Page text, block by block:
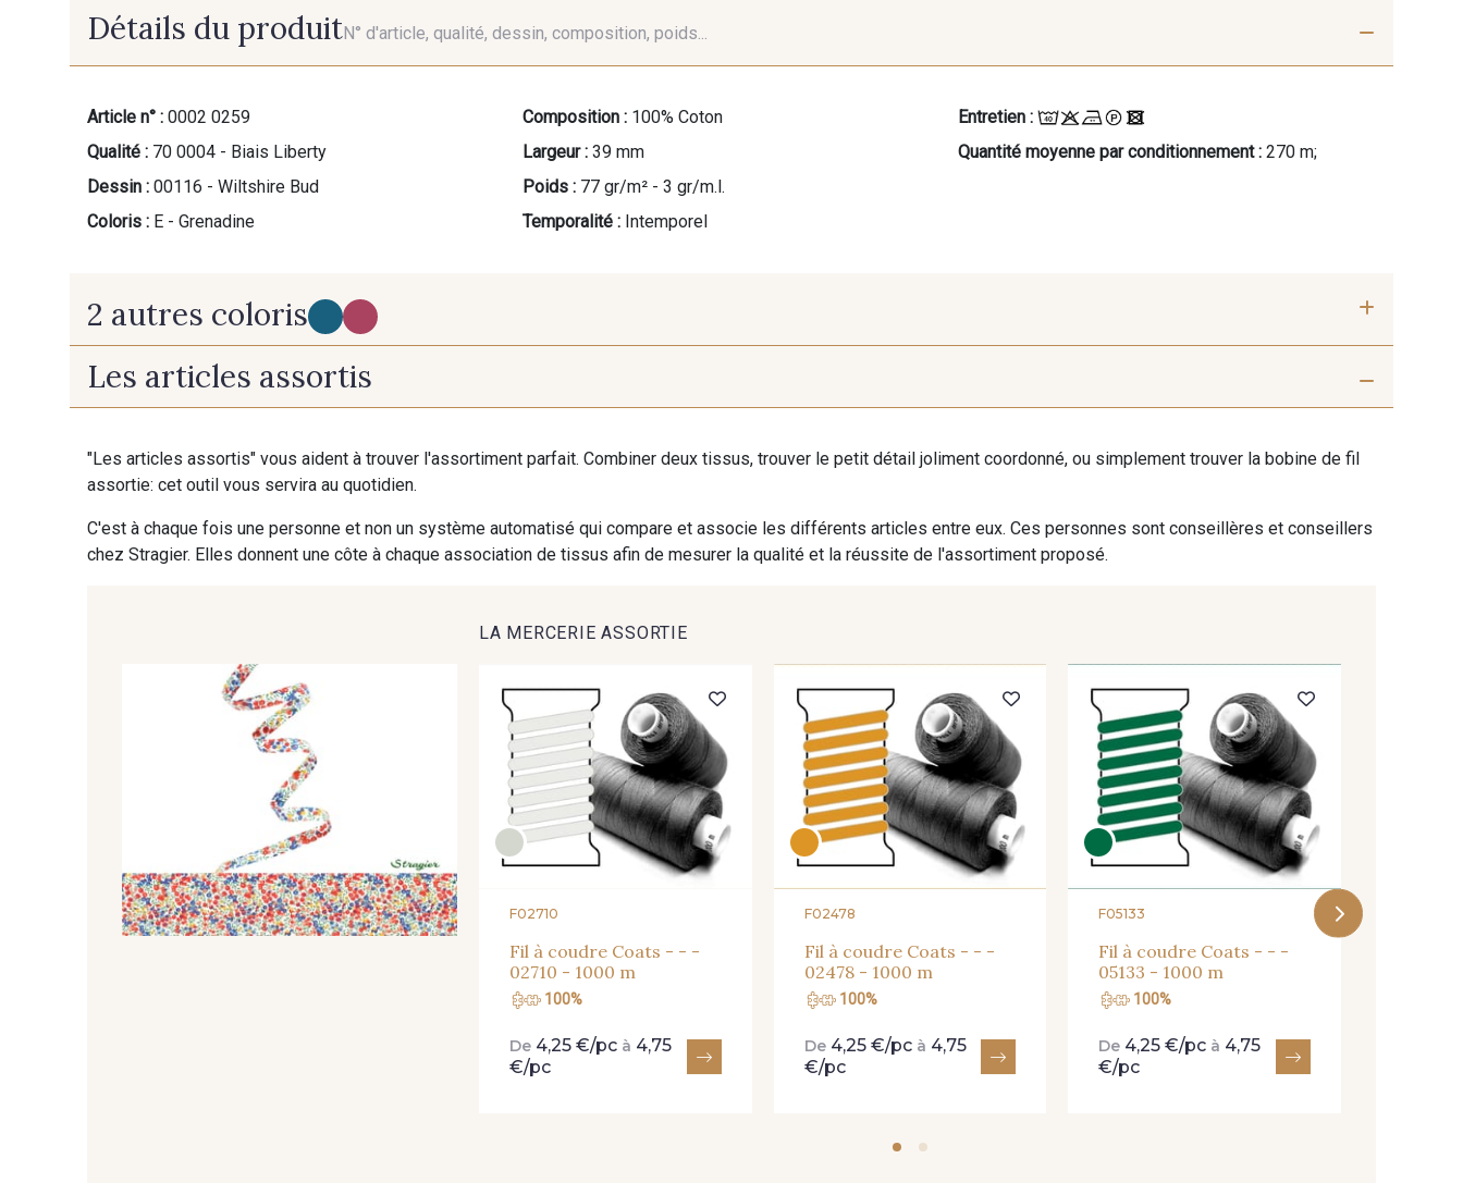
Détails du produitN° d'article, qualité, dessin, composition, poids...
Article n° : 0002 0259
Qualité : 70 0004 - Biais Liberty
Dessin : 00116 - Wiltshire Bud
Coloris : E - Grenadine
Composition : 100% Coton
Largeur : 39 mm
Poids : 77 gr/m² - 3 gr/m.l.
Temporalité : Intemporel
Entretien :
Quantité moyenne par conditionnement : 270 m;
2 autres coloris
C - Noisette B - Bougainvillée
Les articles assortis
"Les articles assortis" vous aident à trouver l'assortiment parfait. Combiner deux tissus, trouver le petit détail joliment coordonné, ou simplement trouver la bobine de fil
assortie: cet outil vous servira au quotidien.
C'est à chaque fois une personne et non un système automatisé qui compare et associe les différents articles entre eux. Ces personnes sont conseillères et conseillers
chez Stragier. Elles donnent une côte à chaque association de tissus afin de mesurer la qualité et la réussite de l'assortiment proposé.
LA MERCERIE ASSORTIE
F02710
Fil à coudre Coats - - -
02710 - 1000 m
100%
De 4,25 €/pc à 4,75
€/pc
F02478
Fil à coudre Coats - - -
02478 - 1000 m
100%
De 4,25 €/pc à 4,75
€/pc
F05133
Fil à coudre Coats - - -
05133 - 1000 m
100%
De 4,25 €/pc à 4,75
€/pc